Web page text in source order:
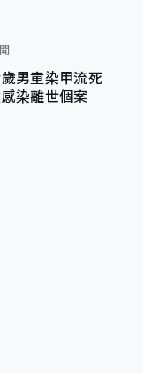
男童染甲流死
染離世個案